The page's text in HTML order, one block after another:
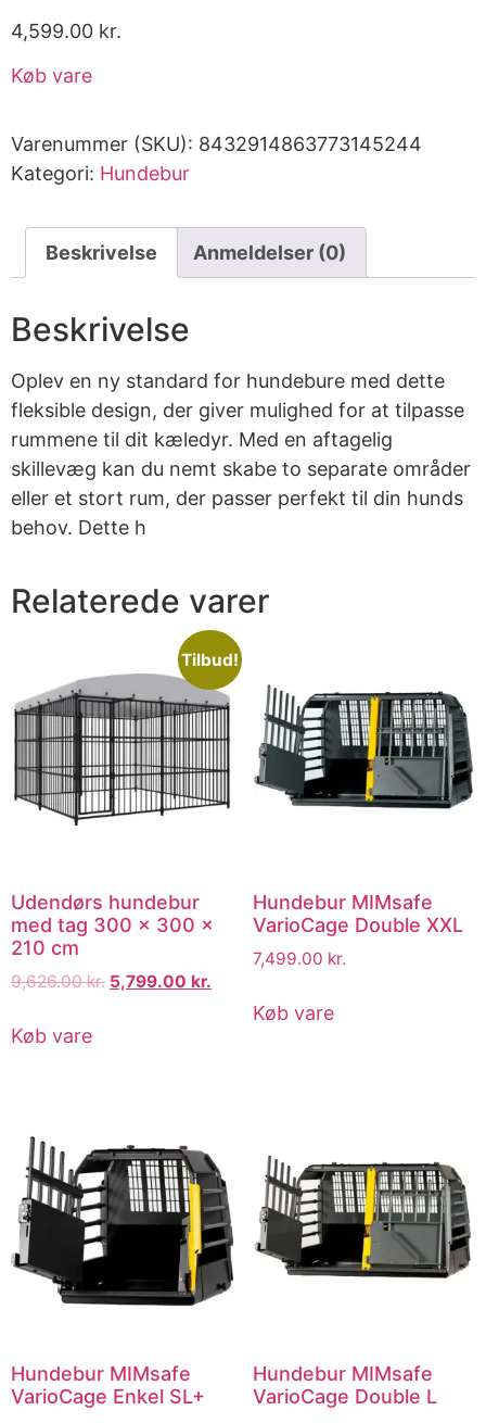
4,599.00 kr.
Køb vare
Varenummer (SKU): 8432914863773145244
Kategori: Hundebur
Beskrivelse Anmeldelser (0)
Beskrivelse
Oplev en ny standard for hundebure med dette
fleksible design, der giver mulighed for at tilpasse
rummene til dit kæledyr. Med en aftagelig
skillevæg kan du nemt skabe to separate områder
eller et stort rum, der passer perfekt til din hunds
behov. Dette h
Relaterede varer
Tilbud!
Udendørs hundebur
med tag 300 x 300 x
210 cm
9,626.00kr. 5,799.00 kr.
Køb vare
Hundebur MIMsafe
VarioCage Double XXL
7,499.00 kr.
Køb vare
Hundebur MIMsafe
VarioCage Enkel SL+
Hundebur MIMsafe
VarioCage Double L